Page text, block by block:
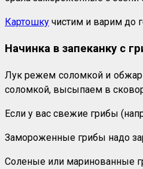
Картошку чистим и варим до
Начинка в запеканку с
Лук режем соломкой и
соломкой, высыпаем в
Если у вас свежие грибы
Замороженные грибы надо
Соленые или маринованные